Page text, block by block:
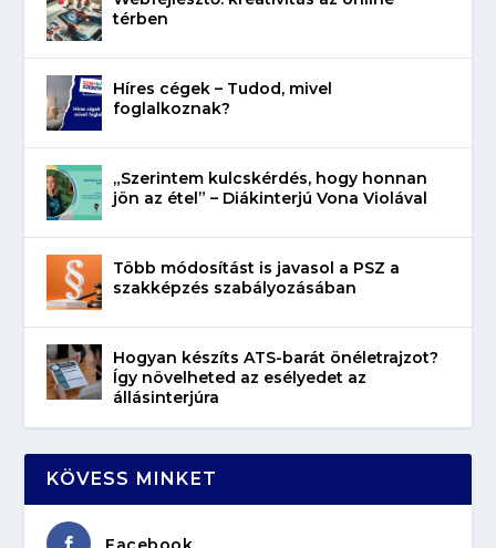
térben
Híres cégek – Tudod, mivel
foglalkoznak?
„Szerintem kulcskérdés, hogy honnan
jön az étel” – Diákinterjú Vona Violával
Több módosítást is javasol a PSZ a
szakképzés szabályozásában
Hogyan készíts ATS-barát önéletrajzot?
Így növelheted az esélyedet az
állásinterjúra
KÖVESS MINKET